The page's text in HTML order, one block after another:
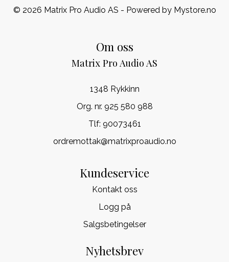
© 2026 Matrix Pro Audio AS - Powered by Mystore.no
Om oss
Matrix Pro Audio AS
1348 Rykkinn
Org. nr. 925 580 988
Tlf: 90073461
ordremottak@matrixproaudio.no
Kundeservice
Kontakt oss
Logg på
Salgsbetingelser
Nyhetsbrev